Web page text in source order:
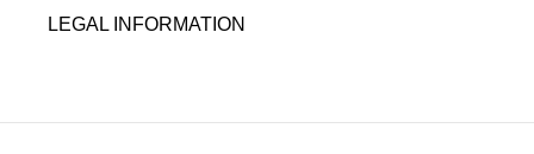
LEGAL INFORMATION